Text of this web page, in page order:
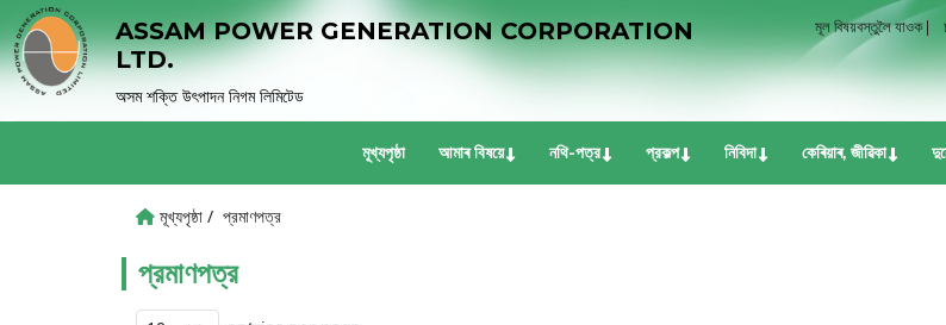
ASSAM POWER GENERATION CORPORATION
LTD.
অসম শক্তি উৎপাদন নিগম লিমিটেড
মূল বিষয়বস্তুলৈ যাওক |
মূখ্যপৃষ্ঠা আমাৰ বিষয়ে নথি-পত্র প্রকল্প নিবিদা কেৰিয়াৰ, জীৱিকা
মূখ্যপৃষ্ঠা / প্রমাণপত্র
প্রমাণপত্র